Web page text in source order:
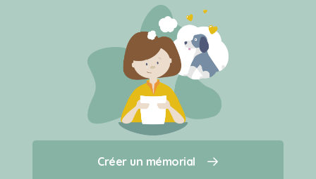
Créer un mémorial
Qui sommes-nous ?
Créer un mémorial